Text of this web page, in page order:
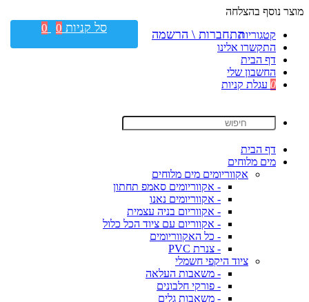
מוצר נוסף בהצלחה
קטגוריות
התקשרו אלינו
דף הבית
החשבון שלי
0 עגלת קניות
דף הבית
מים מלוחים
אקווריומים מים מלוחים
- אקווריומים סאמפ תחתון
- אקווריומים נאנו
- אקווריום בניה עצמית
- אקווריום עם ציוד הכל כלול
- כל האקווריומים
- צנרת PVC
ציוד היקפי חשמלי
- משאבות העלאה
- פורקי חלבונים
- משאבות גלים
התחברות \ הרשמה סל קניות 0
0